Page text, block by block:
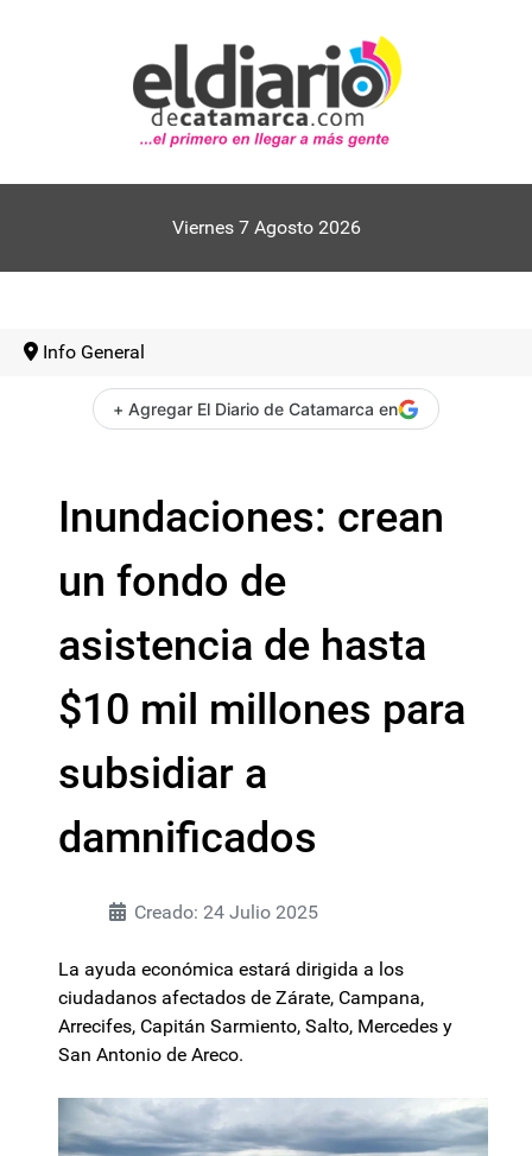
Viernes 7 Agosto 2026
Info General
+ Agregar El Diario de Catamarca en
Inundaciones: crean
un fondo de
asistencia de hasta
$10 mil millones para
subsidiar a
damnificados
Creado: 24 Julio 2025
La ayuda económica estará dirigida a los
ciudadanos afectados de Zárate, Campana,
Arrecifes, Capitán Sarmiento, Salto, Mercedes y
San Antonio de Areco.